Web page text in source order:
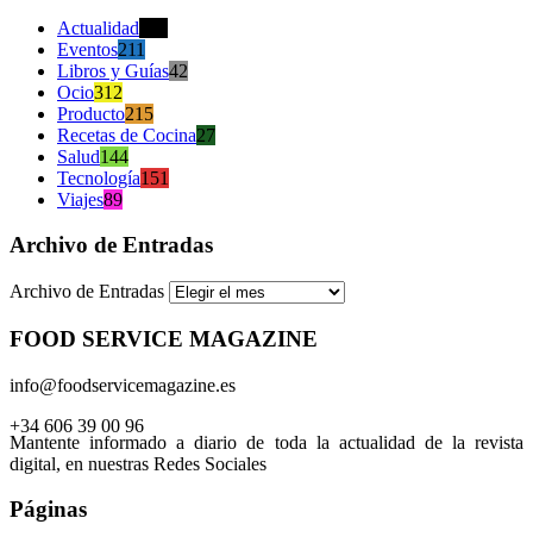
Actualidad
Eventos211
Libros y Guías42
Ocio312
Producto215
Recetas de Cocina27
Salud144
Tecnología151
Viajes89
Archivo de Entradas
Archivo de Entradas
FOOD SERVICE MAGAZINE
info@foodservicemagazine.es
+34 606 39 00 96
Mantente informado a diario de toda la actualidad de la revista
digital, en nuestras Redes Sociales
Páginas